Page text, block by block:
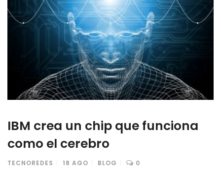
IBM crea un chip que funciona
como el cerebro
TECNOREDES 18 AGO BLOG 0